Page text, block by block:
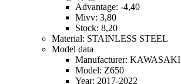
Advantage: -4,40
Mivv: 3,80
Stock: 8,20
Material: STAINLESS STEEL
Model data
Manufacturer: KAWASAKI
Model: Z650
Year: 2017-2022